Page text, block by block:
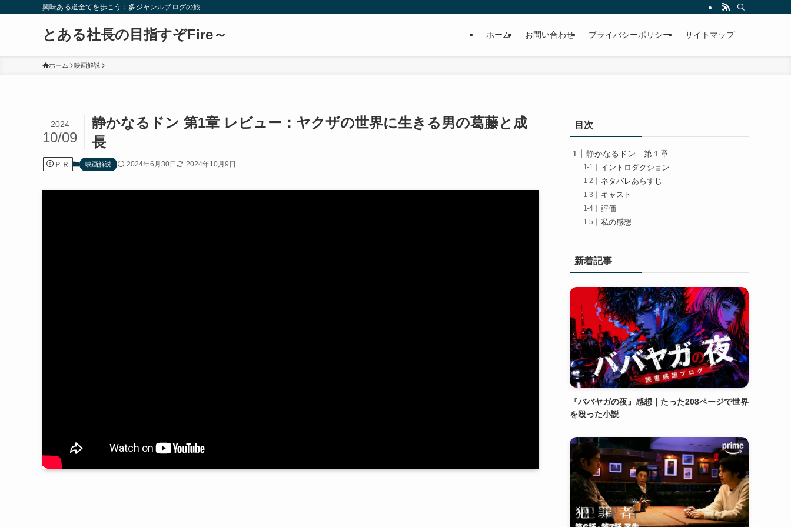
興味ある道全てを歩こう：多ジャンルブログの旅
とある社長の目指すぞFire～ ホーム お問い合わせ プライバシーポリシー サイトマップ
ホーム 映画解説
静かなるドン 第1章 レビュー：ヤクザの世界に生きる男の葛藤と成
長
2024
10/09
ＰＲ 映画解説 2024年6月30日 2024年10月9日
目次
静かなるドン 第１章
イントロダクション
ネタバレあらすじ
キャスト
評価
私の感想
新着記事
『ババヤガの夜』感想｜たった208ページで世界
を殴った小説